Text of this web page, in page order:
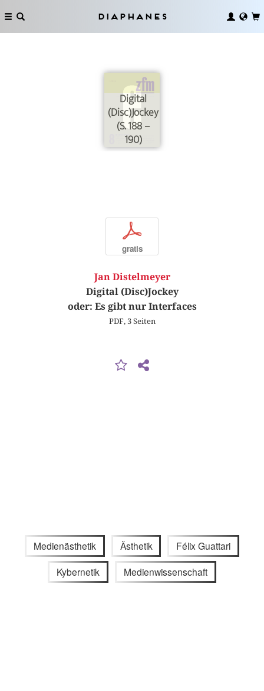
Diaphanes
Digital
(Disc)Jockey
(S. 188 –
190)
p
gratis
Jan Distelmeyer
Digital (Disc)Jockey
oder: Es gibt nur Interfaces
PDF, 3 Seiten
Medienästhetik Ästhetik Félix Guattari
Kybernetik Medienwissenschaft